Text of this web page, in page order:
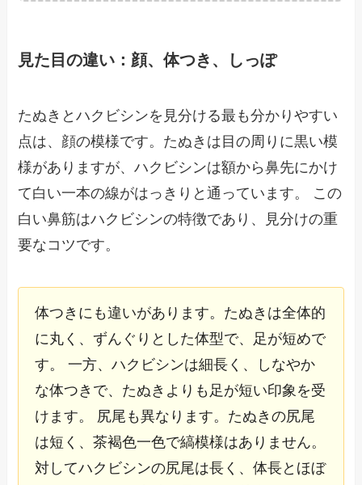
見た目の違い：顔、体つき、しっぽ
たぬきとハクビシンを見分ける最も分かりやすい
点は、顔の模様です。たぬきは目の周りに黒い模
様がありますが、ハクビシンは額から鼻先にかけ
て白い一本の線がはっきりと通っています。 この
白い鼻筋はハクビシンの特徴であり、見分けの重
要なコツです。
体つきにも違いがあります。たぬきは全体的
に丸く、ずんぐりとした体型で、足が短めで
す。 一方、ハクビシンは細長く、しなやか
な体つきで、たぬきよりも足が短い印象を受
けます。 尻尾も異なります。たぬきの尻尾
は短く、茶褐色一色で縞模様はありません。
対してハクビシンの尻尾は長く、体長とほぼ